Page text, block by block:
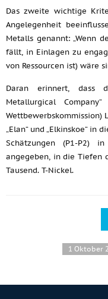
Das zweite wichtige
Angelegenheit
Metalls genannt: „Wenn
fällt, in Einlagen zu
von Ressourcen ist) wäre
Daran erinnert, dass
Metallurgical
Wettbewerbskommission)
„Elan“ und „Elkinskoe“ in
Schätzungen (P1-P2)
angegeben, in die Tiefen
Tausend. T-Nickel.
1 Oktober